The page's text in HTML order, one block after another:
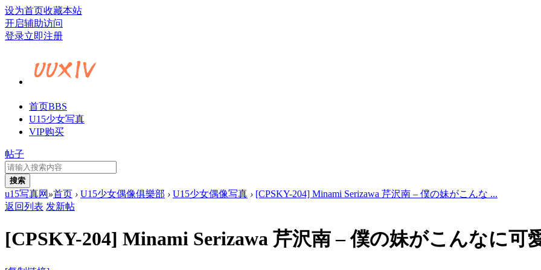
设为首页收藏本站
开启辅助访问
登录立即注册
首页BBS
U15少女写真
VIP购买
帖子
搜索
u15写真网 »首页 › U15少女偶像俱樂部 › U15少女偶像写真 › [CPSKY-204] Minami Serizawa 芹沢南 – 僕の妹がこんな ...
返回列表 发新帖
[CPSKY-204] Minami Serizawa 芹沢南 – 僕の妹がこんなに可